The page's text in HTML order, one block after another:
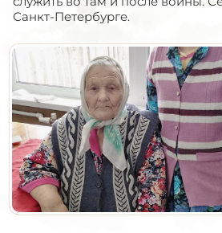
Санкт-Петербурге.